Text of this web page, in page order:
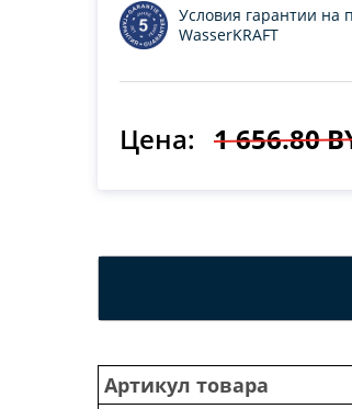
Условия гарантии на
WasserKRAFT
Цена: 1 656.80
Артикул товара